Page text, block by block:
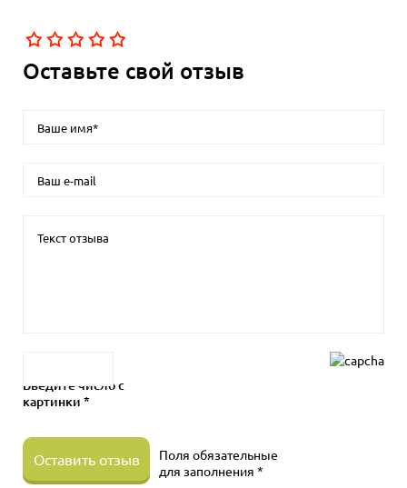
Оставьте свой отзыв
Введите число с
картинки *
Оставить отзыв
Поля обязательные
для заполнения *